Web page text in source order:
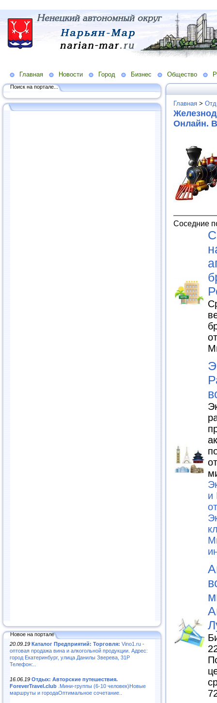
Главная Новости Город Бизнес Общество
Поиск на портале...
Новое на портале
20.09.19 Каталог Предприятий: Торговля: Vino1.ru -
оптовая продажа вина и алкогольной продукции. Адрес:
город Екатеринбург, улица Данилы Зверева, 31Р
Телефон:..
16.06.19 Отдых: Авторские путешествия.
ForeverTravel.club .Мини-группы (6-10 человек)Новые
маршруты и городаОптимальное сочетание..
Главная >
Онлайн.
Соседние
и